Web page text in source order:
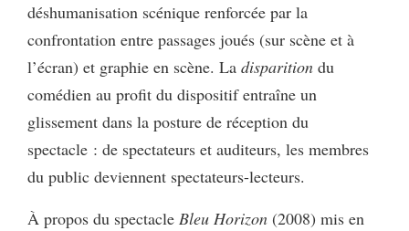
déshumanisation scénique renforcée par la
confrontation entre passages joués (sur scène et à
l’écran) et graphie en scène. La disparition du
comédien au profit du dispositif entraîne un
glissement dans la posture de réception du
spectacle : de spectateurs et auditeurs, les membres
du public deviennent spectateurs-lecteurs.
À propos du spectacle Bleu Horizon (2008) mis en